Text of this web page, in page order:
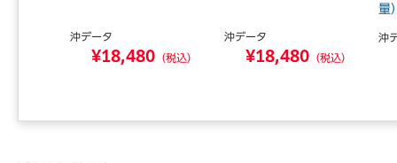
沖データ
¥18,480 （税込）
沖データ
¥18,480 （税込）
量
沖